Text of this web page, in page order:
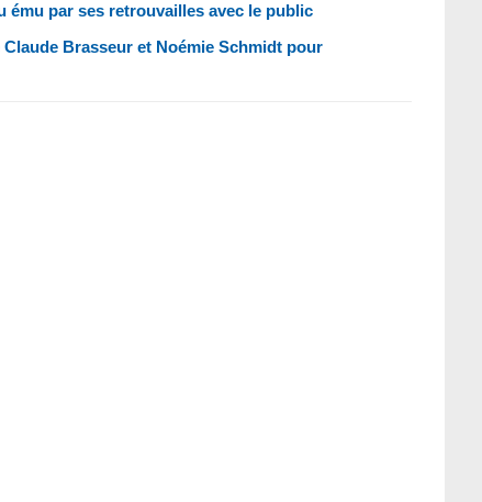
ému par ses retrouvailles avec le public
Brasseur et Noémie Schmidt pour